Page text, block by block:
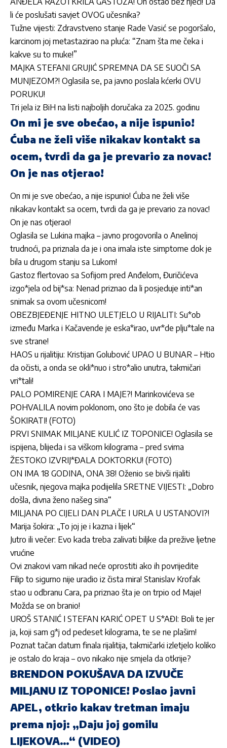
li će poslušati savjet OVOG učesnika?
Tužne vijesti: Zdravstveno stanje Rade Vasić se pogoršalo,
karcinom joj metastazirao na pluća: “Znam šta me čeka i
kakve su to muke!”
MAJKA STEFANI GRUJIĆ SPREMNA DA SE SUOČI SA
MUNJEZOM?! Oglasila se, pa javno poslala kćerki OVU
PORUKU!
Tri jela iz BiH na listi najboljih doručaka za 2025. godinu
On mi je sve obećao, a nije ispunio!
Ćuba ne želi više nikakav kontakt sa
ocem, tvrdi da ga je prevario za novac!
On je nas otjerao!
On mi je sve obećao, a nije ispunio! Ćuba ne želi više
nikakav kontakt sa ocem, tvrdi da ga je prevario za novac!
On je nas otjerao!
Oglasila se Lukina majka – javno progovorila o Anelinoj
trudnoći, pa priznala da je i ona imala iste simptome dok je
bila u drugom stanju sa Lukom!
Gastoz flertovao sa Sofijom pred Anđelom, Đuričićeva
izgo*jela od bij*sa: Nenad priznao da li posjeduje inti*an
snimak sa ovom učesnicom!
OBEZBJEĐENJE HITNO ULETJELO U RIJALITI: Su*ob
između Marka i Kačavende je eska*irao, uvr*de plju*tale na
sve strane!
HAOS u rijalitiju: Kristijan Golubović UPAO U BUNAR – Htio
da očisti, a onda se okli*nuo i stro*alio unutra, takmičari
vri*tali!
PALO POMIRENJE CARA I MAJE?! Marinkovićeva se
POHVALILA novim poklonom, ono što je dobila će vas
ŠOKIRATI! (FOTO)
PRVI SNIMAK MILJANE KULIĆ IZ TOPONICE! Oglasila se
ispijena, blijeda i sa viškom kilograma – pred svima
ŽESTOKO IZVRIJ*ĐALA DOKTORKU! (FOTO)
ON IMA 18 GODINA, ONA 38! Oženio se bivši rijaliti
učesnik, njegova majka podijelila SRETNE VIJESTI: „Dobro
došla, divna ženo našeg sina“
MILJANA PO CIJELI DAN PLAČE I URLA U USTANOVI?!
Marija šokira: „To joj je i kazna i lijek“
Jutro ili večer: Evo kada treba zalivati biljke da prežive ljetne
vrućine
Ovi znakovi vam nikad neće oprostiti ako ih povrijedite
Filip to sigurno nije uradio iz čista mira! Stanislav Krofak
stao u odbranu Cara, pa priznao šta je on trpio od Maje!
Možda se on branio!
UROŠ STANIĆ I STEFAN KARIĆ OPET U S*AĐI: Boli te jer
ja, koji sam g*j od pedeset kilograma, te se ne plašim!
Poznat tačan datum finala rijalitija, takmičarki izletjelo koliko
je ostalo do kraja – ovo nikako nije smjela da otkrije?
BRENDON POKUŠAVA DA IZVUČE
MILJANU IZ TOPONICE! Poslao javni
APEL, otkrio kakav tretman imaju
prema njoj: „Daju joj gomilu
LIJEKOVA…“ (VIDEO)